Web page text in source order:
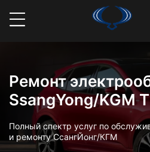
Ремонт
SsangYong/KGM
Полный спектр услуг по
и ремонту СсангЙонг/КГМ